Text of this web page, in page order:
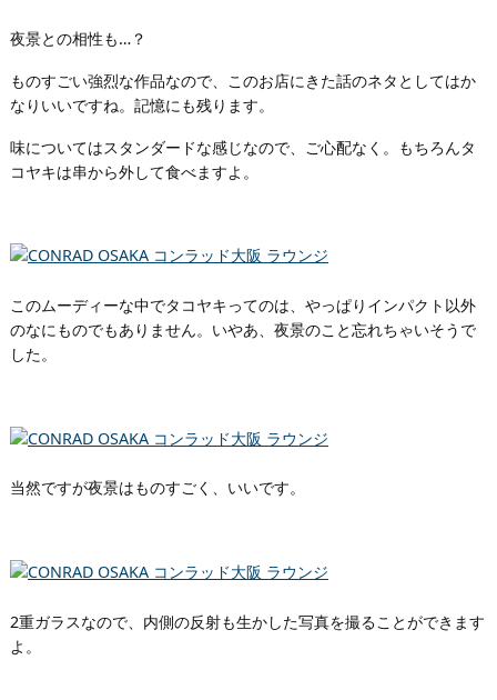
夜景との相性も…？
ものすごい強烈な作品なので、このお店にきた話のネタとしてはか
なりいいですね。記憶にも残ります。
味についてはスタンダードな感じなので、ご心配なく。もちろんタ
コヤキは串から外して食べますよ。
このムーディーな中でタコヤキってのは、やっぱりインパクト以外
のなにものでもありません。いやあ、夜景のこと忘れちゃいそうで
した。
当然ですが夜景はものすごく、いいです。
2重ガラスなので、内側の反射も生かした写真を撮ることができます
よ。